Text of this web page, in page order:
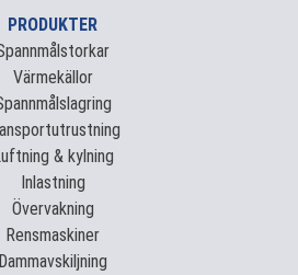
PRODUKTER
Värmekällor
& kylning
Inlastning
Övervakning
Rensmaskiner
Dammavskiljning